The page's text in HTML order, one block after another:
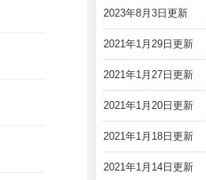
2023年8月3日更新
2021年1月29日更新
2021年1月27日更新
2021年1月20日更新
2021年1月18日更新
2021年1月14日更新